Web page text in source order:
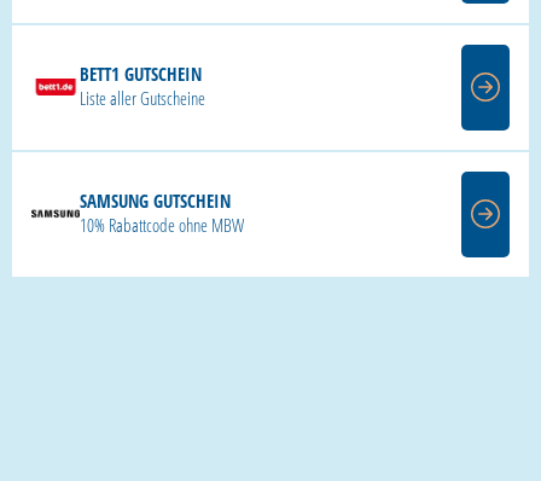
BETT1 GUTSCHEIN
Liste aller Gutscheine
SAMSUNG GUTSCHEIN
10% Rabattcode ohne MBW